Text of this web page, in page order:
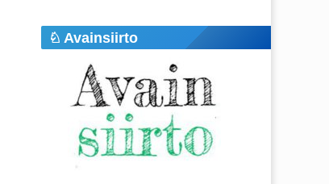
Avainsiirto